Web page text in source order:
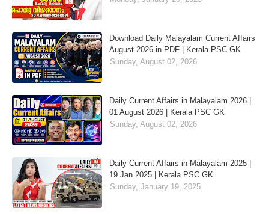
Download Daily Malayalam Current Affairs
August 2026 in PDF | Kerala PSC GK
Sunday, August 02, 2026
Daily Current Affairs in Malayalam 2026 |
01 August 2026 | Kerala PSC GK
Sunday, August 02, 2026
Daily Current Affairs in Malayalam 2025 |
19 Jan 2025 | Kerala PSC GK
Sunday, January 19, 2025